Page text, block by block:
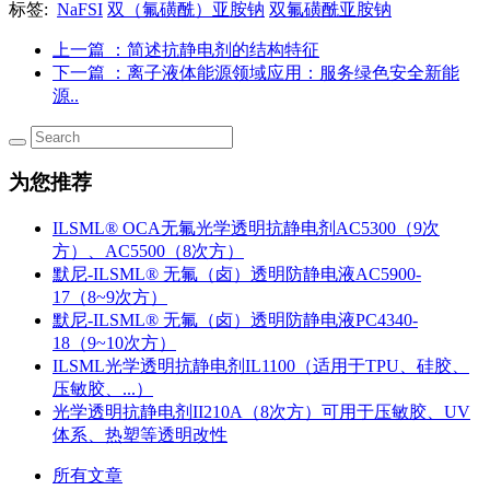
标签: NaFSI 双（氟磺酰）亚胺钠 双氟磺酰亚胺钠
上一篇
：简述抗静电剂的结构特征
下一篇
：离子液体能源领域应用：服务绿色安全新能
源..
为您推荐
ILSML® OCA无氟光学透明抗静电剂AC5300（9次
方）、AC5500（8次方）
默尼-ILSML® 无氟（卤）透明防静电液AC5900-
17（8~9次方）
默尼-ILSML® 无氟（卤）透明防静电液PC4340-
18（9~10次方）
ILSML光学透明抗静电剂IL1100（适用于TPU、硅胶、
压敏胶、...）
光学透明抗静电剂II210A（8次方）可用于压敏胶、UV
体系、热塑等透明改性
所有文章